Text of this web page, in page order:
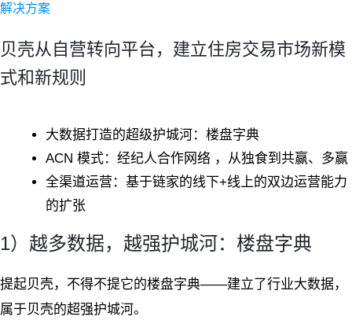
解决方案
贝壳从自营转向平台，建立住房交易市场新模
式和新规则
大数据打造的超级护城河：楼盘字典
ACN 模式：经纪人合作网络 ， 从独食到共赢、多赢
全渠道运营：基于链家的线下+线上的双边运营能力
的扩张
1）越多数据，越强护城河：楼盘字典
提起贝壳，不得不提它的楼盘字典——建立了行业大数据，
属于贝壳的超强护城河。